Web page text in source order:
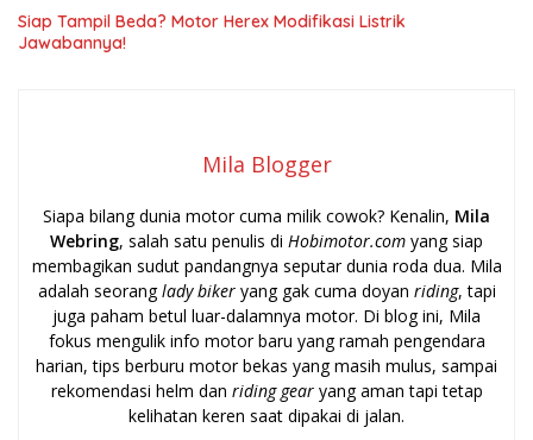
Siap Tampil Beda? Motor Herex Modifikasi Listrik
Jawabannya!
Mila Blogger
Siapa bilang dunia motor cuma milik cowok? Kenalin, Mila
Webring, salah satu penulis di Hobimotor.com yang siap
membagikan sudut pandangnya seputar dunia roda dua. Mila
adalah seoranglady bikeryang gak cuma doyan riding, tapi
juga paham betul luar-dalamnya motor. Di blog ini, Mila
fokus mengulik info motor baru yang ramah pengendara
harian, tips berburu motor bekas yang masih mulus, sampai
rekomendasi helm dan riding gearyang aman tapi tetap
kelihatan keren saat dipakai di jalan.